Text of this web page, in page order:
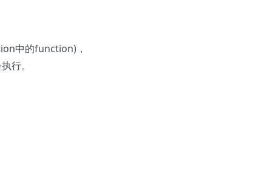
中的function)，
行。